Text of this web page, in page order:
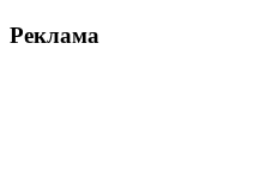
Реклама